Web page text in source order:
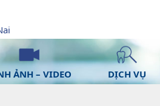
ẢNH – VIDEO DỊCH VỤ